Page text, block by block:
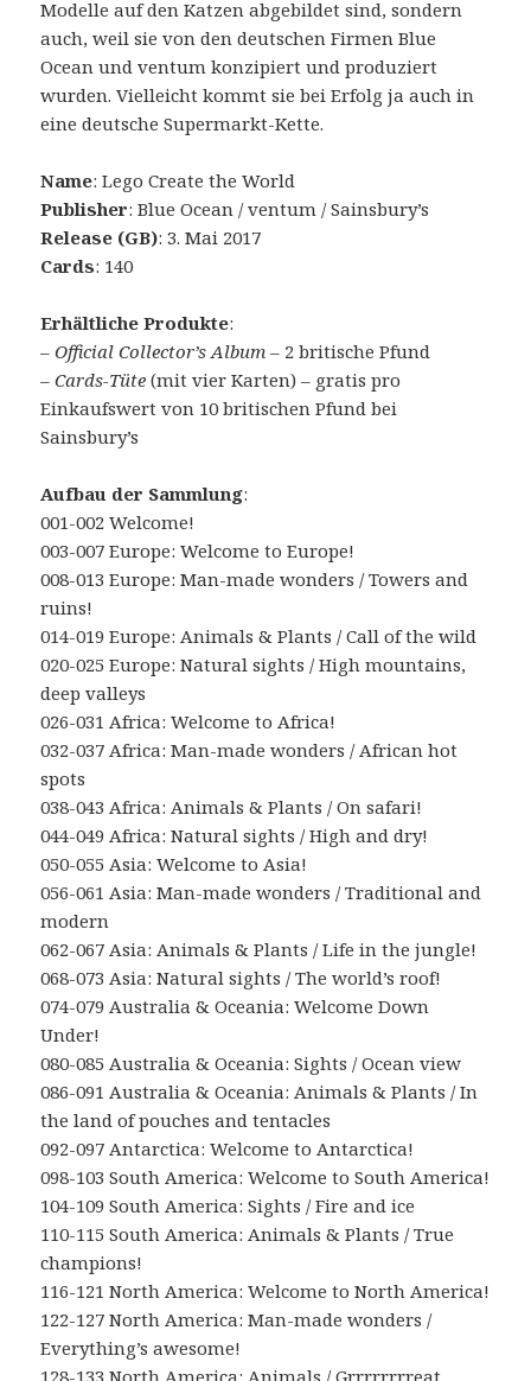
Modelle auf den Katzen abgebildet sind, sondern
auch, weil sie von den deutschen Firmen Blue
Ocean und ventum konzipiert und produziert
wurden. Vielleicht kommt sie bei Erfolg ja auch in
eine deutsche Supermarkt-Kette.
Name: Lego Create the World
Publisher: Blue Ocean / ventum / Sainsbury’s
Release (GB): 3. Mai 2017
Cards: 140
Erhältliche Produkte:
–Official Collector’s Album – 2 britische Pfund
–Cards-Tüte (mit vier Karten) – gratis pro
Einkaufswert von 10 britischen Pfund bei
Sainsbury’s
Aufbau der Sammlung:
001-002 Welcome!
003-007 Europe: Welcome to Europe!
008-013 Europe: Man-made wonders / Towers and
ruins!
014-019 Europe: Animals & Plants / Call of the wild
020-025 Europe: Natural sights / High mountains,
deep valleys
026-031 Africa: Welcome to Africa!
032-037 Africa: Man-made wonders / African hot
spots
038-043 Africa: Animals & Plants / On safari!
044-049 Africa: Natural sights / High and dry!
050-055 Asia: Welcome to Asia!
056-061 Asia: Man-made wonders / Traditional and
modern
062-067 Asia: Animals & Plants / Life in the jungle!
068-073 Asia: Natural sights / The world’s roof!
074-079 Australia & Oceania: Welcome Down
Under!
080-085 Australia & Oceania: Sights / Ocean view
086-091 Australia & Oceania: Animals & Plants / In
the land of pouches and tentacles
092-097 Antarctica: Welcome to Antarctica!
098-103 South America: Welcome to South America!
104-109 South America: Sights / Fire and ice
110-115 South America: Animals & Plants / True
champions!
116-121 North America: Welcome to North America!
122-127 North America: Man-made wonders /
Everything’s awesome!